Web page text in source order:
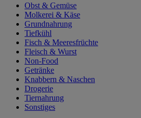
Obst & Gemüse
Molkerei & Käse
Grundnahrung
Tiefkühl
Fisch & Meeresfrüchte
Fleisch & Wurst
Non-Food
Getränke
Knabbern & Naschen
Drogerie
Tiernahrung
Sonstiges